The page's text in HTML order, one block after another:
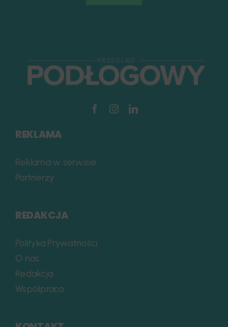
REKLAMA
Reklama w serwisie
Partnerzy
REDAKCJA
Polityka Prywatności
O nas
Redakcja
Współpraca